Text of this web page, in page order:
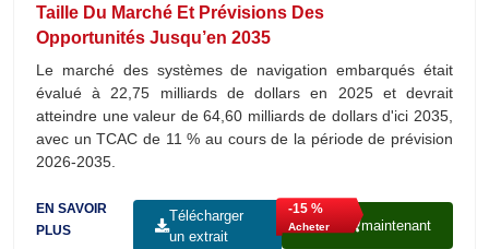
Taille Du Marché Et Prévisions Des
Opportunités Jusqu’en 2035
Le marché des systèmes de navigation embarqués était
évalué à 22,75 milliards de dollars en 2025 et devrait
atteindre une valeur de 64,60 milliards de dollars d'ici 2035,
avec un TCAC de 11 % au cours de la période de prévision
2026-2035.
EN SAVOIR
PLUS
Télécharger
un extrait
-15 %
Acheter maintenant